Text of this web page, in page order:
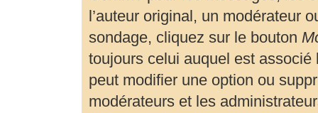
l’auteur original, un modérateur
sondage, cliquez sur le bouton
toujours celui auquel est associé
peut modifier une option ou
modérateurs et les